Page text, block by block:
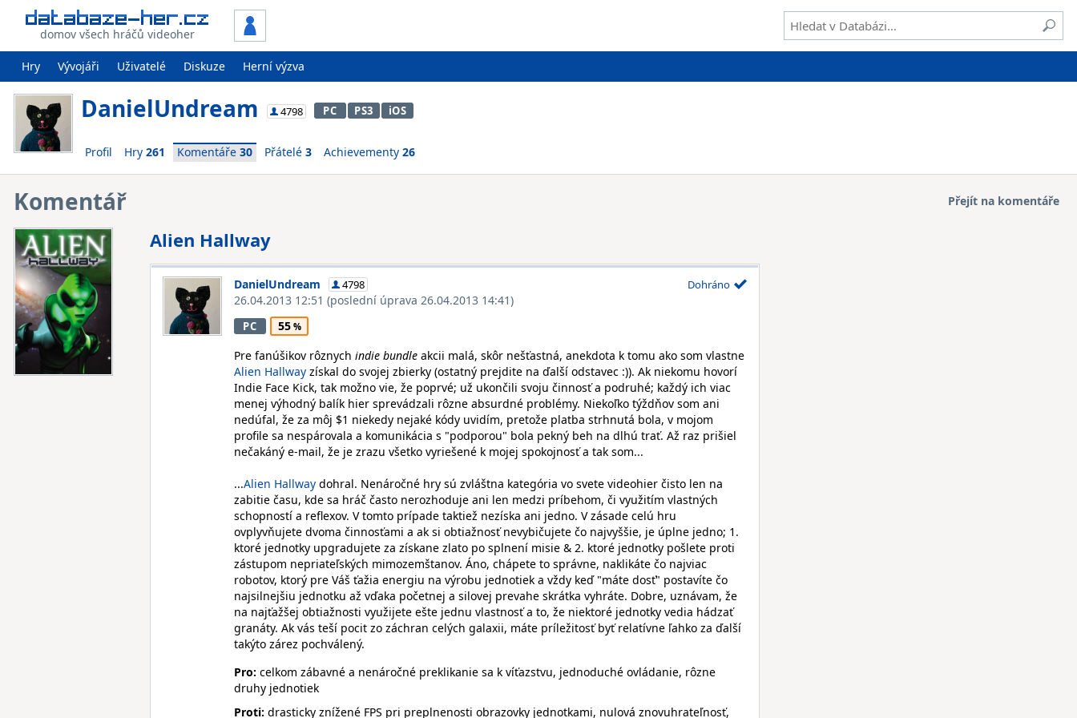
domov všech hráčů videoher
Hry Vývojáři Uživatelé Diskuze Herní výzva
DanielUndream 4798 PC PS3 iOS
Profil Hry 261 Komentáře 30 Přátelé 3 Achievementy 26
Komentář Přejít na komentáře
Alien Hallway
DanielUndream 4798
26.04.2013 12:51 (poslední úprava 26.04.2013 14:41)
Dohráno
PC
55
Pre fanúšikov rôznych indie bundle akcii malá, skôr nešťastná, anekdota k tomu ako som vlastne
Alien Hallway získal do svojej zbierky (ostatný prejdite na ďalší odstavec :)). Ak niekomu hovorí
Indie Face Kick, tak možno vie, že poprvé; už ukončili svoju činnosť a podruhé; každý ich viac
menej výhodný balík hier sprevádzali rôzne absurdné problémy. Niekoľko týždňov som ani
nedúfal, že za môj $1 niekedy nejaké kódy uvidím, pretože platba strhnutá bola, v mojom
profile sa nespárovala a komunikácia s "podporou" bola pekný beh na dlhú trať. Až raz prišiel
nečakáný e-mail, že je zrazu všetko vyriešené k mojej spokojnosť a tak som...
...Alien Hallway dohral. Nenáročné hry sú zvláštna kategória vo svete videohier čisto len na
zabitie času, kde sa hráč často nerozhoduje ani len medzi príbehom, či využitím vlastných
schopností a reflexov. V tomto prípade taktiež nezíska ani jedno. V zásade celú hru
ovplyvňujete dvoma činnosťami a ak si obtiažnosť nevybičujete čo najvyššie, je úplne jedno; 1.
ktoré jednotky upgradujete za získane zlato po splnení misie & 2. ktoré jednotky pošlete proti
zástupom nepriateľských mimozemštanov. Áno, chápete to správne, naklikáte čo najviac
robotov, ktorý pre Váš ťažia energiu na výrobu jednotiek a vždy keď "máte dosť" postavíte čo
najsilnejšiu jednotku až vďaka početnej a silovej prevahe skrátka vyhráte. Dobre, uznávam, že
na najťažšej obtiažnosti využijete ešte jednu vlastnosť a to, že niektoré jednotky vedia hádzať
granáty. Ak vás teší pocit zo záchran celých galaxii, máte príležitosť byť relatívne ľahko za ďalší
takýto zárez pochválený.
Pro: celkom zábavné a nenáročné preklikanie sa k víťazstvu, jednoduché ovládanie, rôzne
druhy jednotiek
Proti: drasticky znížené FPS pri preplnenosti obrazovky jednotkami, nulová znovuhrateľnosť,